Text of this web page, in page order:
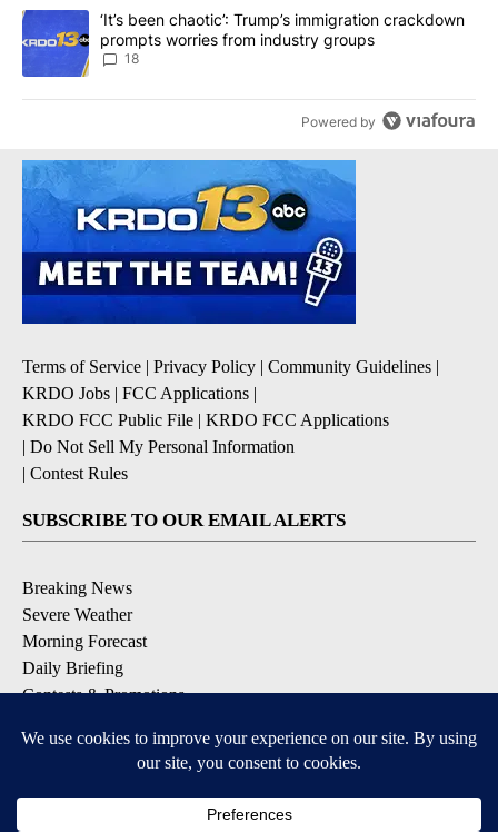
A trending article titled "‘It’s been chaotic’: Trump’s
‘It’s been chaotic’: Trump’s immigration crackdown
prompts worries from industry groups
18
Powered by
Terms of Service | Privacy Policy | Community Guidelines |
KRDO Jobs | FCC Applications |
KRDO FCC Public File | KRDO FCC Applications
| Do Not Sell My Personal Information
| Contest Rules
SUBSCRIBE TO OUR EMAIL ALERTS
Breaking News
Severe Weather
Morning Forecast
Daily Briefing
Contests & Promotions
DOWNLOAD OUR APPS
Available for iOS and Android